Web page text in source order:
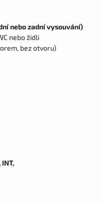
nebo zadní vysouvání)
nebo židli
bez otvoru)
INT,